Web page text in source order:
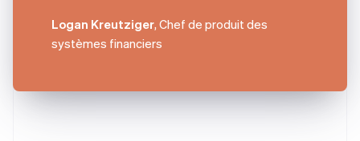
Logan Kreutziger, Chef de produit des
systèmes financiers